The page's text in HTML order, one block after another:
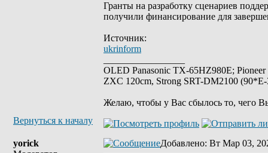
Гранты на разработку сценариев
получили финансирование для
Источник:
ukrinform
OLED Panasonic TX-65HZ980E;
ZXC 120cm, Strong SRT-DM2100
Желаю, чтобы у Вас сбылось то, чего
Вернуться к началу
yorick
Добавлено: Вт Мар 03,